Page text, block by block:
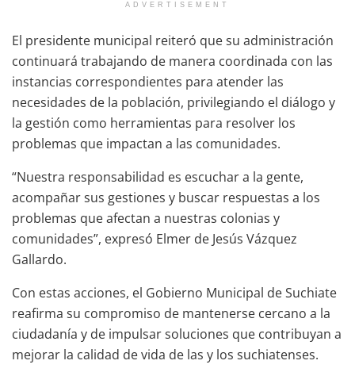
ADVERTISEMENT
El presidente municipal reiteró que su administración
continuará trabajando de manera coordinada con las
instancias correspondientes para atender las
necesidades de la población, privilegiando el diálogo y
la gestión como herramientas para resolver los
problemas que impactan a las comunidades.
“Nuestra responsabilidad es escuchar a la gente,
acompañar sus gestiones y buscar respuestas a los
problemas que afectan a nuestras colonias y
comunidades”, expresó Elmer de Jesús Vázquez
Gallardo.
Con estas acciones, el Gobierno Municipal de Suchiate
reafirma su compromiso de mantenerse cercano a la
ciudadanía y de impulsar soluciones que contribuyan a
mejorar la calidad de vida de las y los suchiatenses.